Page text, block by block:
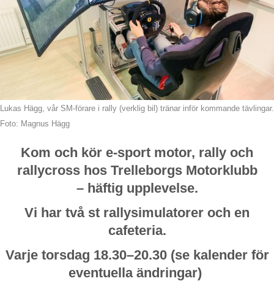
Lukas Hägg, vår SM-förare i rally (verklig bil) tränar inför kommande tävlingar.
Foto: Magnus Hägg
Kom och kör e-sport motor, rally och
rallycross hos Trelleborgs Motorklubb
– häftig upplevelse.
Vi har två st rallysimulatorer och en
cafeteria.
Varje torsdag 18.30–20.30 (se kalender för
eventuella ändringar)